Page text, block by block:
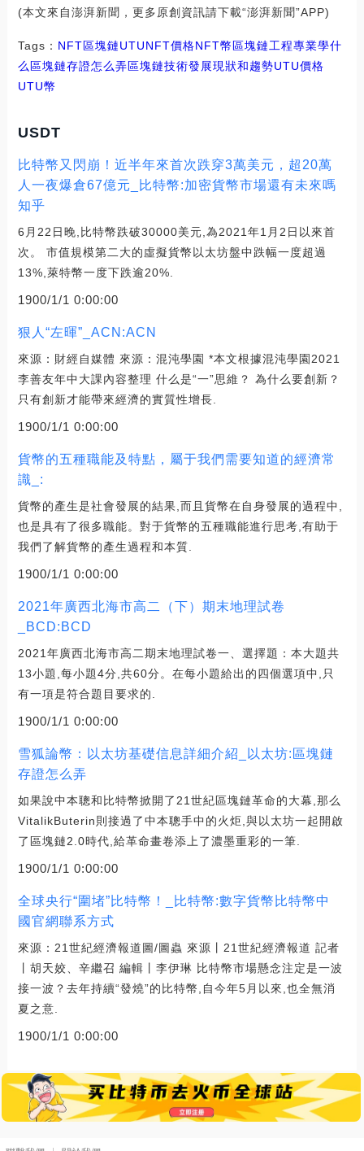
(本文來自澎湃新聞，更多原創資訊請下載“澎湃新聞”APP)
Tags： NFT區塊鏈UTUNFT價格NFT幣區塊鏈工程專業學什
么 區塊鏈存證怎么弄區塊鏈技術發展現狀和趨勢UTU價格
UTU幣
USDT
比特幣又閃崩！近半年來首次跌穿3萬美元，超20萬
人一夜爆倉67億元_比特幣:加密貨幣市場還有未來嗎
知乎
6月22日晚,比特幣跌破30000美元,為2021年1月2日以來首
次。 市值規模第二大的虛擬貨幣以太坊盤中跌幅一度超過
13%,萊特幣一度下跌逾20%.
1900/1/1 0:00:00
狠人“左暉”_ACN:ACN
來源：財經自媒體 來源：混沌學園 *本文根據混沌學園2021
李善友年中大課內容整理 什么是“一”思維？ 為什么要創新？
只有創新才能帶來經濟的實質性增長.
1900/1/1 0:00:00
貨幣的五種職能及特點，屬于我們需要知道的經濟常
識_:
貨幣的產生是社會發展的結果,而且貨幣在自身發展的過程中,
也是具有了很多職能。對于貨幣的五種職能進行思考,有助于
我們了解貨幣的產生過程和本質.
1900/1/1 0:00:00
2021年廣西北海市高二（下）期末地理試卷
_BCD:BCD
2021年廣西北海市高二期末地理試卷一、選擇題：本大題共
13小題,每小題4分,共60分。在每小題給出的四個選項中,只
有一項是符合題目要求的.
1900/1/1 0:00:00
雪狐論幣：以太坊基礎信息詳細介紹_以太坊:區塊鏈
存證怎么弄
如果說中本聰和比特幣掀開了21世紀區塊鏈革命的大幕,那么
VitalikButerin則接過了中本聰手中的火炬,與以太坊一起開啟
了區塊鏈2.0時代,給革命畫卷添上了濃墨重彩的一筆.
1900/1/1 0:00:00
全球央行“圍堵”比特幣！_比特幣:數字貨幣比特幣中
國官網聯系方式
來源：21世紀經濟報道圖/圖蟲 來源丨21世紀經濟報道 記者
丨胡天姣、辛繼召 編輯丨李伊琳 比特幣市場懸念注定是一波
接一波？去年持續“發燒”的比特幣,自今年5月以來,也全無消
夏之意.
1900/1/1 0:00:00